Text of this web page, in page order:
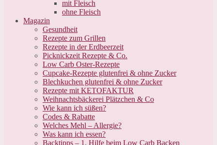
mit Fleisch
ohne Fleisch
Magazin
Gesundheit
Rezepte zum Grillen
Rezepte in der Erdbeerzeit
Picknickzeit Rezepte & Co.
Low Carb Oster-Rezepte
Cupcake-Rezepte glutenfrei & ohne Zucker
Blechkuchen glutenfrei & ohne Zucker
Rezepte mit KETOFAKTUR
Weihnachtsbäckerei Plätzchen & Co
Wie kann ich süßen?
Codes & Rabatte
Welches Mehl – Allergie?
Was kann ich essen?
Backtipps – 1. Hilfe beim Low Carb Backen